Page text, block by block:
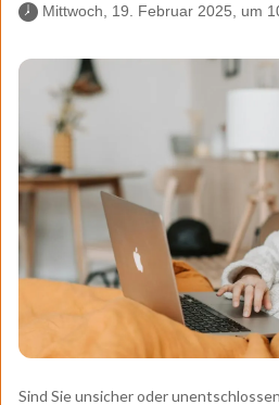
Mittwoch, 19. Februar 2025, um
Sind Sie unsicher oder